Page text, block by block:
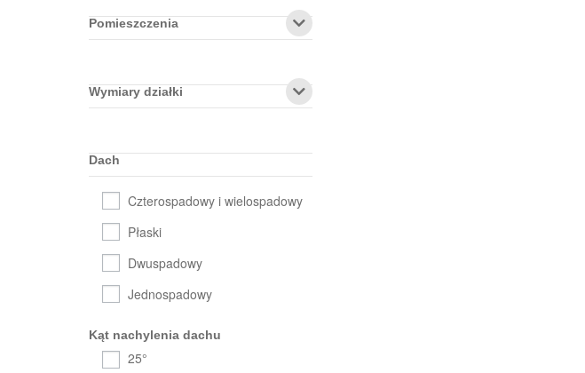
Pomieszczenia
Wymiary działki
Dach
Jednospadowy
Płaski
Dwuspadowy
Czterospadowy i wielospadowy
Kąt nachylenia dachu
25°